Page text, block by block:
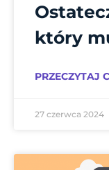
który
PRZECZYTAJ
27 czerwca 2024